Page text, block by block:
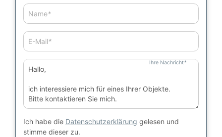
Name*
E-Mail*
Ihre Nachricht*
Ich habe die Datenschutzerklärung gelesen und
stimme dieser zu.